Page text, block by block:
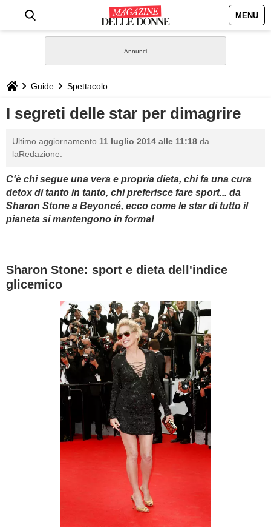
MENU
STILE
BIOGRAFIE
GASTRONOMIA
SESSO
BAMBINO
Guide Spettacolo
I segreti delle star per dimagrire
Ultimo aggiornamento 11 luglio 2014 alle 11:18 da
laRedazione.
C'è chi segue una vera e propria dieta, chi fa una cura
detox di tanto in tanto, chi preferisce fare sport... da
Sharon Stone a Beyoncé, ecco come le star di tutto il
pianeta si mantengono in forma!
Sharon Stone: sport e dieta dell'indice
glicemico